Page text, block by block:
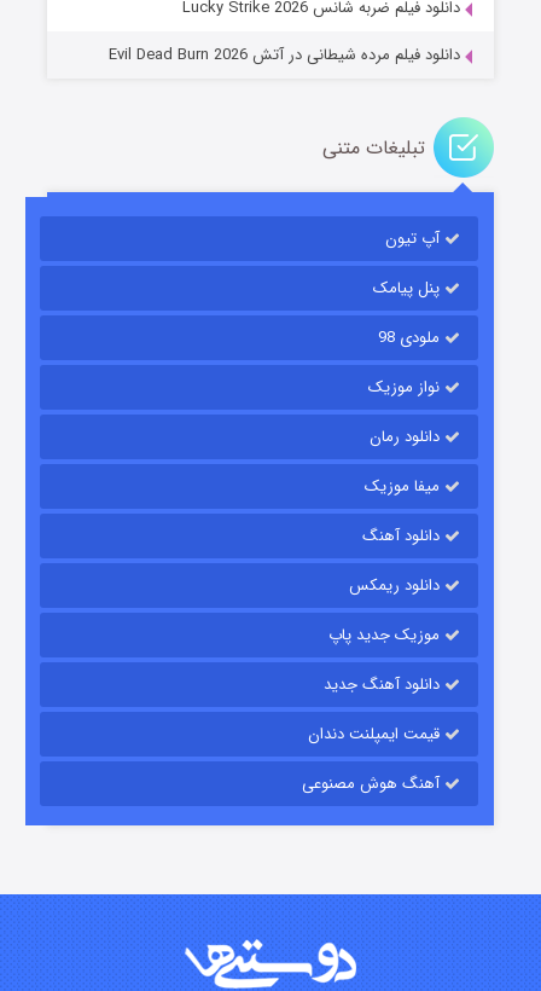
باب اسفنجی فصل ۱۷
قسمت۶ (زیرنویس) منتشر شد
قسمت۱۵ (دوبله) منتشر شد
دانلود فیلم ضربه شانس Lucky Strike 2026
دانلود فیلم مرده شیطانی در آتش Evil Dead Burn 2026
تبلیغات متنی
آپ تیون
پنل پیامک
ملودی 98
نواز موزیک
دانلود رمان
میفا موزیک
دانلود آهنگ
دانلود ریمکس
موزیک جدید پاپ
دانلود آهنگ جدید
قیمت ایمپلنت دندان
آهنگ هوش مصنوعی